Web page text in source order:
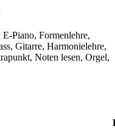
Piano, Formenlehre,
Gitarre, Harmonielehre,
Noten lesen, Orgel,